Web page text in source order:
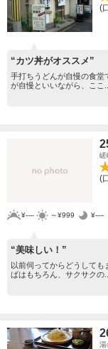
(
“カツ丼がオススメ”
手打ちうどんが自慢の食堂
が自慢といいながら、ここ...
嵯
(
¥---- ～¥999 ¥----
“美味しい！”
以前伺ってからどうして
ばはもちろん、サクサクの...
湯